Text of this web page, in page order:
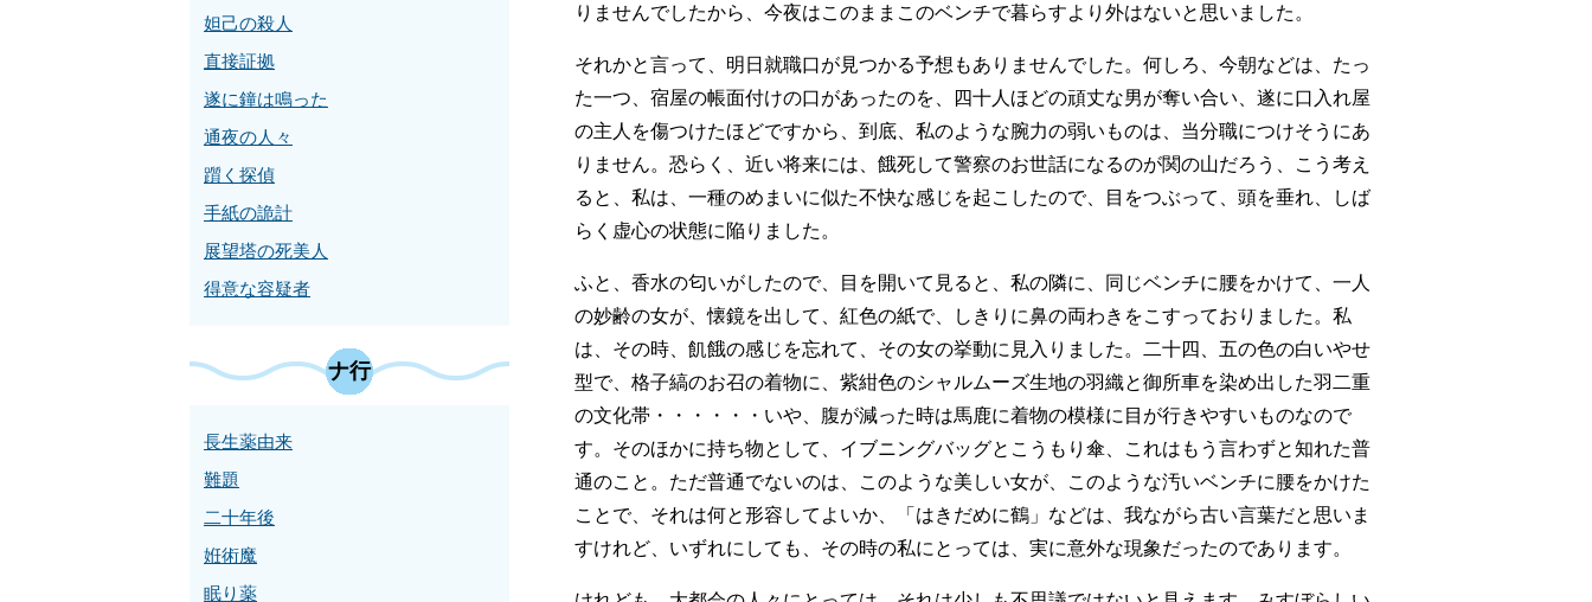
りませんでしたから、今夜はこのままこのベンチで暮らすより外はないと思いました。
それかと言って、明日就職口が見つかる予想もありませんでした。何しろ、今朝などは、たっ
た一つ、宿屋の帳面付けの口があったのを、四十人ほどの頑丈な男が奪い合い、遂に口入れ屋
の主人を傷つけたほどですから、到底、私のような腕力の弱いものは、当分職につけそうにあ
りません。恐らく、近い将来には、餓死して警察のお世話になるのが関の山だろう、こう考え
ると、私は、一種のめまいに似た不快な感じを起こしたので、目をつぶって、頭を垂れ、しば
らく虚心の状態に陥りました。
ふと、香水の匂いがしたので、目を開いて見ると、私の隣に、同じベンチに腰をかけて、一人
の妙齢の女が、懐鏡を出して、紅色の紙で、しきりに鼻の両わきをこすっておりました。私
は、その時、飢餓の感じを忘れて、その女の挙動に見入りました。二十四、五の色の白いやせ
型で、格子縞のお召の着物に、紫紺色のシャルムーズ生地の羽織と御所車を染め出した羽二重
の文化帯・・・・・・いや、腹が減った時は馬鹿に着物の模様に目が行きやすいものなので
す。そのほかに持ち物として、イブニングバッグとこうもり傘、これはもう言わずと知れた普
通のこと。ただ普通でないのは、このような美しい女が、このような汚いベンチに腰をかけた
ことで、それは何と形容してよいか、「はきだめに鶴」などは、我ながら古い言葉だと思いま
すけれど、いずれにしても、その時の私にとっては、実に意外な現象だったのであります。
妲己の殺人
直接証拠
遂に鐘は鳴った
通夜の人々
躓く探偵
手紙の詭計
展望塔の死美人
得意な容疑者
ナ行
長生薬由来
難題
二十年後
姙術魔
眠り薬